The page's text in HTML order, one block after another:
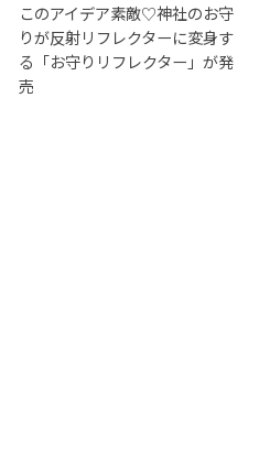
このアイデア素敵♡神社のお守
りが反射リフレクターに変身す
る「お守りリフレクター」が発
売